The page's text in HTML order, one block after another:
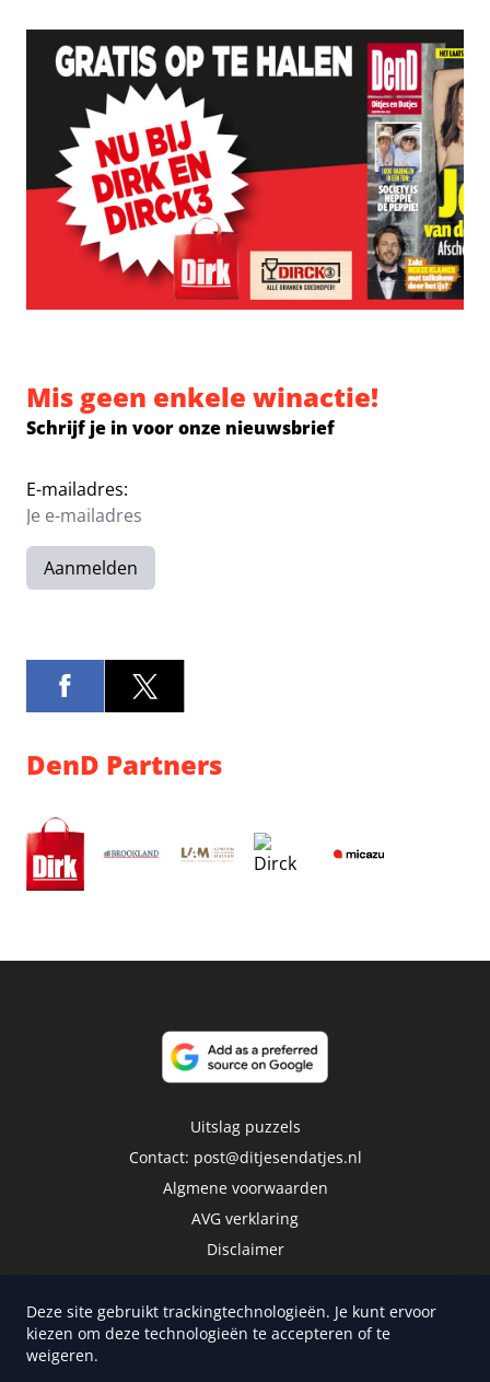
Mis geen enkele winactie!
Schrijf je in voor onze nieuwsbrief
E-mailadres:
Aanmelden
DenD Partners
Uitslag puzzels
Contact: post@ditjesendatjes.nl
Algmene voorwaarden
AVG verklaring
Disclaimer
Deze site gebruikt trackingtechnologieën. Je kunt ervoor
kiezen om deze technologieën te accepteren of te
weigeren.